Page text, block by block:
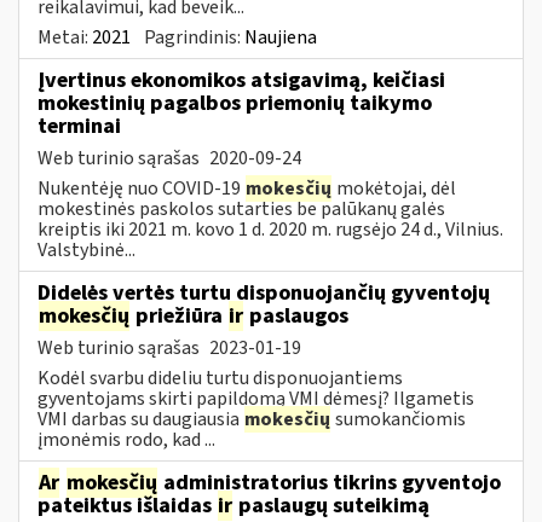
reikalavimui, kad beveik...
Metai: 2021 Pagrindinis: Naujiena
Įvertinus ekonomikos atsigavimą, keičiasi
mokestinių pagalbos priemonių taikymo
terminai
Web turinio sąrašas 2020-09-24
Nukentėję nuo COVID-19 mokesčių mokėtojai, dėl
mokestinės paskolos sutarties be palūkanų galės
kreiptis iki 2021 m. kovo 1 d. 2020 m. rugsėjo 24 d., Vilnius.
Valstybinė...
Didelės vertės turtu disponuojančių gyventojų
mokesčių priežiūra ir paslaugos
Web turinio sąrašas 2023-01-19
Kodėl svarbu dideliu turtu disponuojantiems
gyventojams skirti papildomą VMI dėmesį? Ilgametis
VMI darbas su daugiausia mokesčių sumokančiomis
įmonėmis rodo, kad ...
Ar mokesčių administratorius tikrins gyventojo
pateiktus išlaidas ir paslaugų suteikimą